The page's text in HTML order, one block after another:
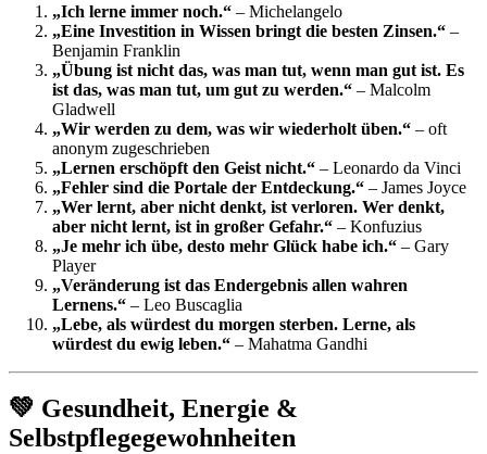
„Ich lerne immer noch.“ – Michelangelo
„Eine Investition in Wissen bringt die besten Zinsen.“ –
Benjamin Franklin
„Übung ist nicht das, was man tut, wenn man gut ist. Es
ist das, was man tut, um gut zu werden.“ – Malcolm
Gladwell
„Wir werden zu dem, was wir wiederholt üben.“ – oft
anonym zugeschrieben
„Lernen erschöpft den Geist nicht.“ – Leonardo da Vinci
„Fehler sind die Portale der Entdeckung.“ – James Joyce
„Wer lernt, aber nicht denkt, ist verloren. Wer denkt,
aber nicht lernt, ist in großer Gefahr.“ – Konfuzius
„Je mehr ich übe, desto mehr Glück habe ich.“ – Gary
Player
„Veränderung ist das Endergebnis allen wahren
Lernens.“ – Leo Buscaglia
„Lebe, als würdest du morgen sterben. Lerne, als
würdest du ewig leben.“ – Mahatma Gandhi
💚 Gesundheit, Energie &
Selbstpflegegewohnheiten